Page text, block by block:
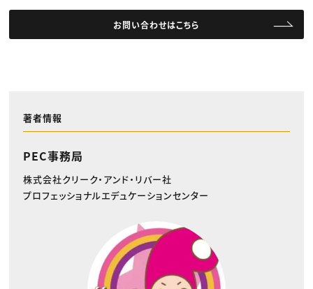
お問い合わせはこちら
著者情報
PEC事務局
株式会社クリーク・アンド・リバー社
プロフェッショナルエデュケーションセンター